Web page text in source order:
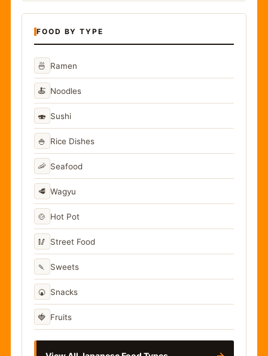
FOOD BY TYPE
🍜 Ramen
🍝 Noodles
🍣 Sushi
🍚 Rice Dishes
🦐 Seafood
🥩 Wagyu
🍲 Hot Pot
🥢 Street Food
🍡 Sweets
🍘 Snacks
🍓 Fruits